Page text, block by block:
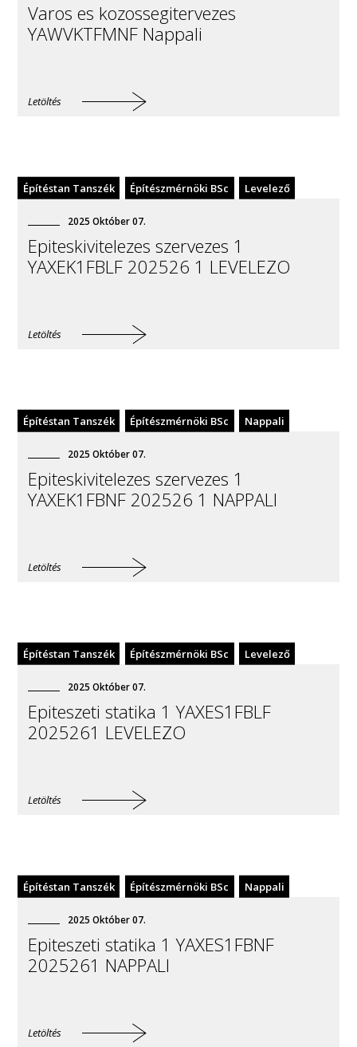
Varos es kozossegitervezes
YAWVKTFMNF Nappali
Letöltés
Építéstan Tanszék Építészmérnöki BSc Levelező
2025 Október 07.
Epiteskivitelezes szervezes 1
YAXEK1FBLF 202526 1 LEVELEZO
Letöltés
Építéstan Tanszék Építészmérnöki BSc Nappali
2025 Október 07.
Epiteskivitelezes szervezes 1
YAXEK1FBNF 202526 1 NAPPALI
Letöltés
Építéstan Tanszék Építészmérnöki BSc Levelező
2025 Október 07.
Epiteszeti statika 1 YAXES1FBLF
2025261 LEVELEZO
Letöltés
Építéstan Tanszék Építészmérnöki BSc Nappali
2025 Október 07.
Epiteszeti statika 1 YAXES1FBNF
2025261 NAPPALI
Letöltés